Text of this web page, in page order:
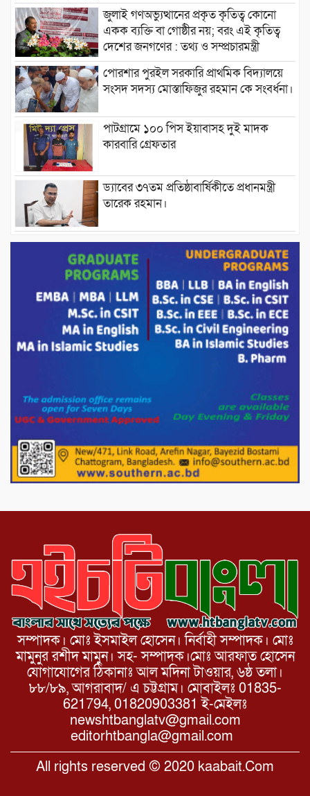
জুলাই গণঅভ্যুত্থানের প্রকৃত কৃতিত্ব কোনো
একক ব্যক্তি বা গোষ্ঠীর নয়; বরং এই কৃতিত্ব
দেশের জনগণের : তথ্য ও সম্প্রচারমন্ত্রী
পোরশার পুরইল সরকারি প্রাথমিক বিদ্যালয়ে
সংসদ সদস্য মোস্তাফিজুর রহমান কে সংবর্ধনা।
পাটগ্রামে ১০০ পিস ইয়াবাসহ দুই মাদক
কারবারি গ্রেফতার
ড্যাবের ৩৭তম প্রতিষ্ঠাবার্ষিকীতে প্রধানমন্ত্রী
তারেক রহমান।
চন্দনাইশের হাশিমপুর ৪ নং ওয়ার্ডে ৫’শতাধিক
হতদরিদ্র পরিবারের মাঝে খাদ্যসামগ্রী বিতরণ
করেন মনজুর মোরশেদ
পরিবেশ রক্ষায় পাটগ্রামে ইহসান ইয়ুথ
সার্কেলের বৃক্ষরোপণ
মিরপুর-১১ নম্বরে দুর্বৃত্তদের গুলিতে বিএনপি
পাটগ্রামে চিকিৎসা সেবায় বীর মুক্তিযোদ্ধা দবির
উদ্দিন ফাউন্ডেশন
পাটগ্রামের দহগ্রাম ইউনিয়নের প্রধান সড়ক
ভেঙ্গে যোগাযোগ বিছিন্ন
সম্পাদক। মোঃ ইসমাইল হোসেন। নির্বাহী সম্পাদক। মোঃ
মামুনুর রশীদ মামুন। সহ- সম্পাদক।মোঃ আরফাত হোসেন
যোগাযোগের ঠিকানাঃ আল মদিনা টাওয়ার, ৬ষ্ঠ তলা।
৮৮/৮৯, আগরাবাদ/ এ চট্টগ্রাম। মোবাইলঃ 01835-
621794, 01820903381 ই-মেইলঃ
newshtbanglatv@gmail.com
editorhtbangla@gmail.com
All rights reserved © 2020 kaabait.Com